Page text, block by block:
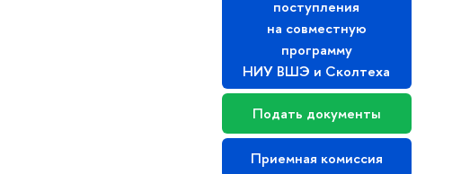
поступления
на совместную
программу
НИУ ВШЭ и Сколтеха
Подать документы
Приемная комиссия